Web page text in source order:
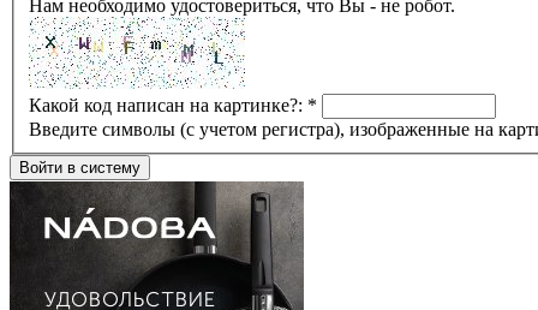
Нам необходимо удостовериться, что Вы - не робот.
Какой код написан на картинке?: *
Введите символы (с учетом регистра), изображенные на